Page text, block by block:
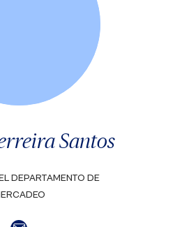
Santos
DEPARTAMENTO DE